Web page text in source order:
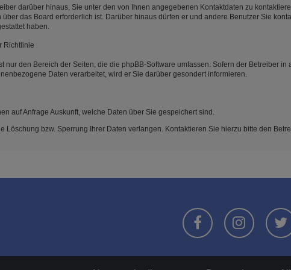
darüber hinaus, Sie unter den von Ihnen angegebenen Kontaktdaten zu
das Board erforderlich ist. Darüber hinaus dürfen er und andere Benutzer Sie
haben.
Richtlinie
nur den Bereich der Seiten, die die phpBB-Software umfassen. Sofern der Betreiber
Daten verarbeitet, wird er Sie darüber gesondert informieren.
auf Anfrage Auskunft, welche Daten über Sie gespeichert sind.
Löschung bzw. Sperrung Ihrer Daten verlangen. Kontaktieren Sie hierzu bitte den